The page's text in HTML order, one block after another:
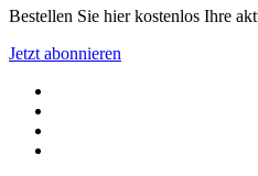
Bestellen Sie hier kostenlos Ihre
Jetzt abonnieren